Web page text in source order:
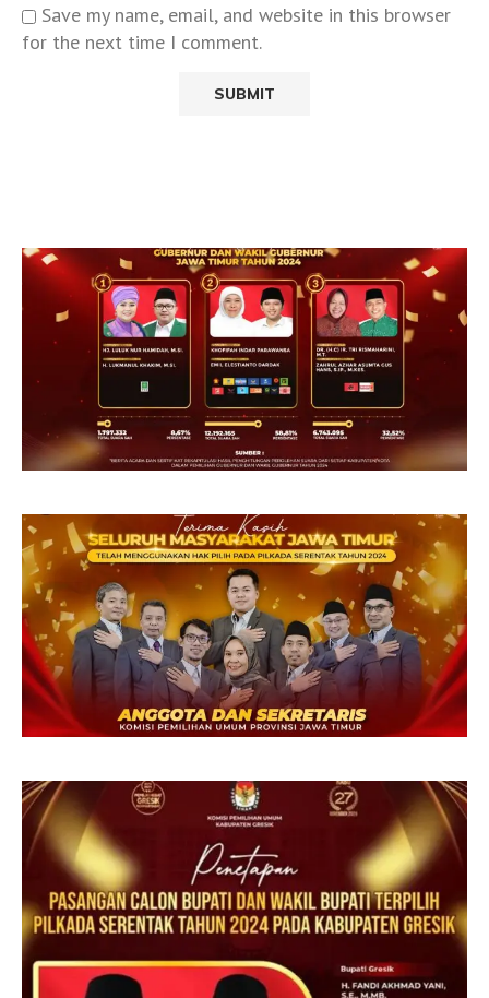
Save my name, email, and website in this browser
for the next time I comment.